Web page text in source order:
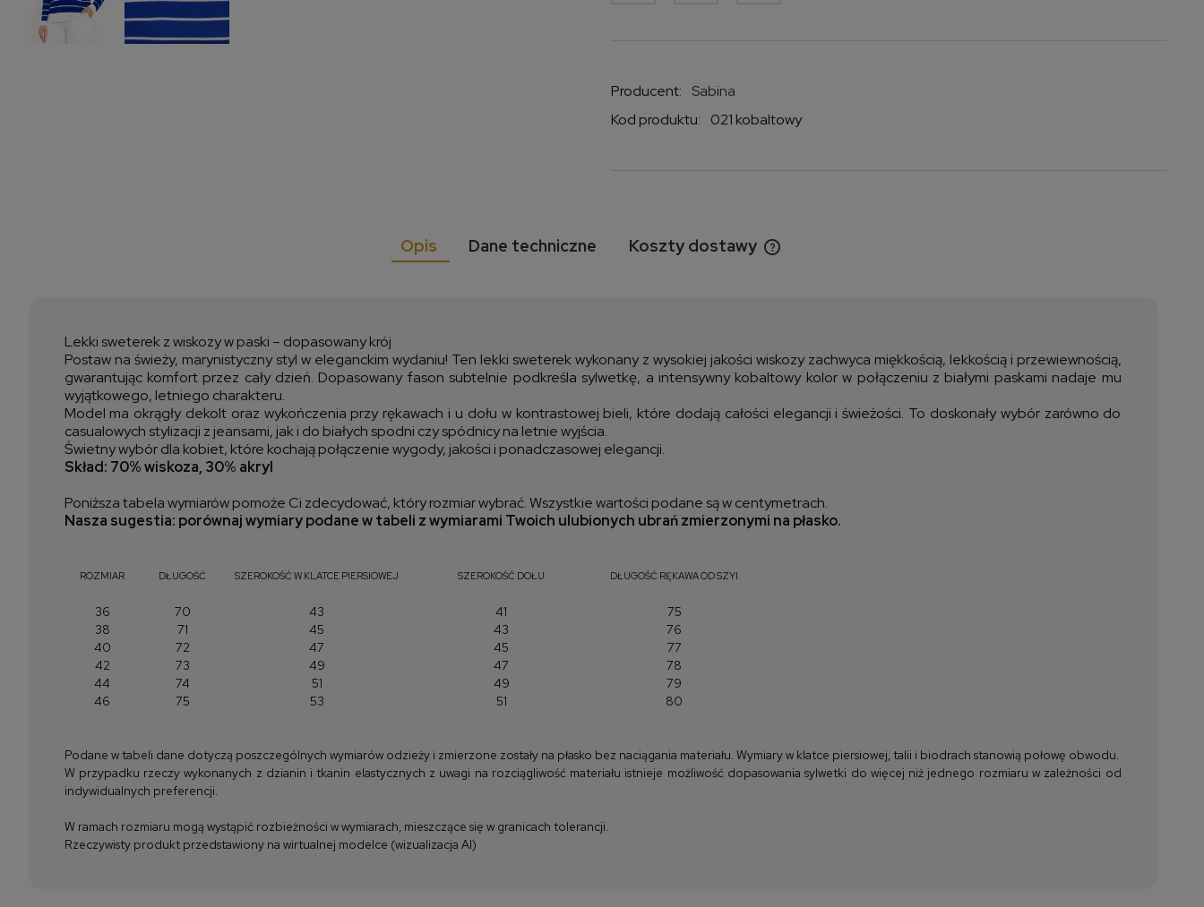
Producent:
Sabina
Kod produktu:
021 kobaltowy
Opis Dane techniczne Koszty dostawy
Lekki sweterek z wiskozy w paski – dopasowany krój
Postaw na świeży, marynistyczny styl w eleganckim wydaniu! Ten lekki sweterek wykonany z wysokiej jakości wiskozy zachwyca miękkością, lekkością i przewiewnością,
gwarantując komfort przez cały dzień. Dopasowany fason subtelnie podkreśla sylwetkę, a intensywny kobaltowy kolor w połączeniu z białymi paskami nadaje mu
wyjątkowego, letniego charakteru.
Model ma okrągły dekolt oraz wykończenia przy rękawach i u dołu w kontrastowej bieli, które dodają całości elegancji i świeżości. To doskonały wybór zarówno do
casualowych stylizacji z jeansami, jak i do białych spodni czy spódnicy na letnie wyjścia.
Świetny wybór dla kobiet, które kochają połączenie wygody, jakości i ponadczasowej elegancji.
Skład: 70% wiskoza, 30% akryl
Poniższa tabela wymiarów pomoże Ci zdecydować, który rozmiar wybrać. Wszystkie wartości podane są w centymetrach.
Nasza sugestia: porównaj wymiary podane w tabeli z wymiarami Twoich ulubionych ubrań zmierzonymi na płasko.
ROZMIAR DŁUGOŚĆ SZEROKOŚĆ W KLATCE PIERSIOWEJ SZEROKOŚĆ DOŁU DŁUGOŚĆ RĘKAWA OD SZYI
36 70 43 41
75
38
71 45 43
76
40
72 47 45
77
42
73 49 47
78
44
74 51 49
79
46
75 53 51 80
Podane w tabeli dane dotyczą poszczególnych wymiarów odzieży i zmierzone zostały na płasko bez naciągania materiału. Wymiary w klatce piersiowej, talii i biodrach stanowią połowę obwodu.
W przypadku rzeczy wykonanych z dzianin i tkanin elastycznych z uwagi na rozciągliwość materiału istnieje możliwość dopasowania sylwetki do więcej niż jednego rozmiaru w zależności od
indywidualnych preferencji.
W ramach rozmiaru mogą wystąpić rozbieżności w wymiarach, mieszczące się w granicach tolerancji.
Rzeczywisty produkt przedstawiony na wirtualnej modelce (wizualizacja AI)